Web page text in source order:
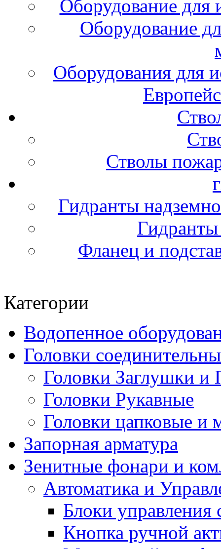
Оборудование для
Оборудование
Оборудования для
Стволы
Гидранты
Фланец и
Категории
Водопенное
Головки
Головки Заглушки и
Головки Рукавные
Головки цапковые и
Запорная арматура
Зенитные фонари и
Автоматика и
Блоки
Кнопка ручной